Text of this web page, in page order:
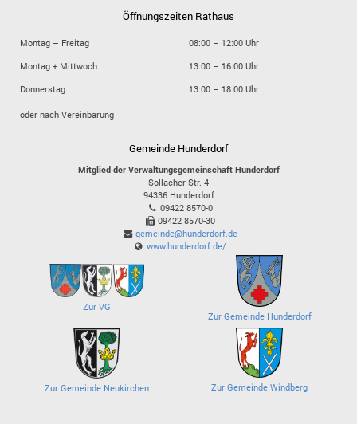
Öffnungszeiten Rathaus
Montag – Freitag
08:00 – 12:00 Uhr
Montag + Mittwoch
13:00 – 16:00 Uhr
Donnerstag
13:00 – 18:00 Uhr
oder nach Vereinbarung
Gemeinde Hunderdorf
Mitglied der Verwaltungsgemeinschaft Hunderdorf
Sollacher Str. 4
94336 Hunderdorf
09422 8570-0
09422 8570-30
gemeinde@hunderdorf.de
www.hunderdorf.de/
Zur VG
Zur Gemeinde Hunderdorf
Zur Gemeinde Neukirchen Zur Gemeinde Windberg